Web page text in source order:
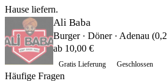
Hause liefern.
Ali Baba
Burger · Döner · Adenau
ab 10,00 €
Gratis Lieferung Geschlossen
Häufige Fragen